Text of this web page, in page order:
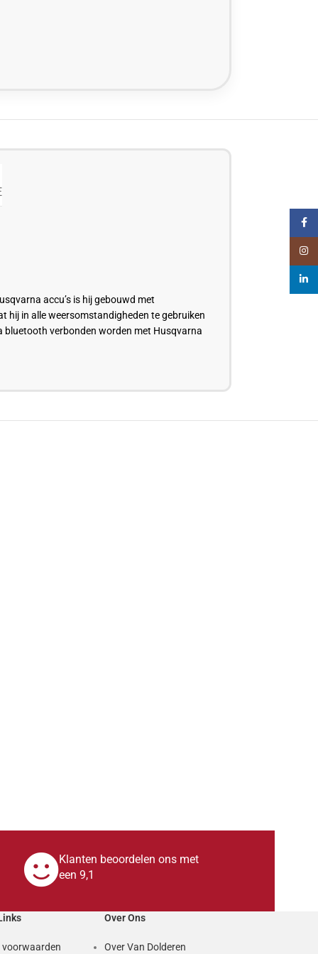
accu’s is hij gebouwd met
hij in alle weersomstandigheden te gebruiken
bluetooth verbonden worden met Husqvarna
Klanten beoordelen ons met
een 9,1
voorwaarden
Over Ons
Over Van Dolderen